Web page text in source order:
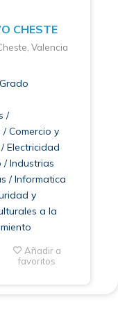
CHESTE
Valencia
/
Comercio y
Electricidad
/ Industrias
/ Informatica
y
a la
Añadir a
favoritos